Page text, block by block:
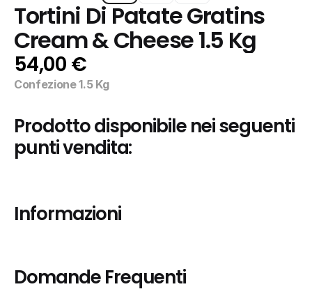
Tortini Di Patate Gratins
Cream & Cheese 1.5 Kg
54,00 €
Confezione 1.5 Kg
Prodotto disponibile nei seguenti
punti vendita:
Informazioni
Domande Frequenti